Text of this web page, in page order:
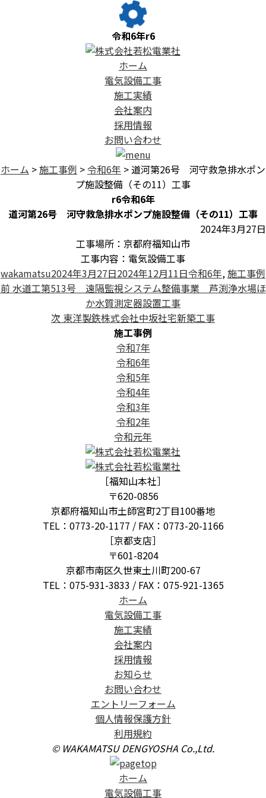
令和6年r6
ホーム
電気設備工事
施工実績
会社案内
採用情報
お問い合わせ
ホーム >施工事例 >令和6年 > 道河第26号 河守救急排水ポン
プ施設整備（その11）工事
r6令和6年
道河第26号 河守救急排水ポンプ施設整備（その11）工事
2024年3月27日
工事場所：京都府福知山市
工事内容：電気設備工事
投
稿
wakamatsu投
稿
2024年3月27日2024年12月11日カ
テ
リ
令和6年,施工事例
投
前前
水道工第513号 遠隔監視システム整備事業 芦渕浄水場ほ
か水質測定器設置工事
次 次
東洋製鉄株式会社中坂社宅新築工事
施工事例
令和7年
令和6年
令和5年
令和4年
令和3年
令和2年
令和元年
［福知山本社］
〒620-0856
京都府福知山市土師宮町2丁目100番地
TEL：0773-20-1177 / FAX：0773-20-1166
［京都支店］
〒601-8204
京都市南区久世東土川町200-67
TEL：075-931-3833 / FAX：075-921-1365
ホーム
電気設備工事
施工実績
会社案内
採用情報
お知らせ
お問い合わせ
エントリーフォーム
個人情報保護方針
利用規約
© WAKAMATSU DENGYOSHA Co.,Ltd.
ホーム
電気設備工事